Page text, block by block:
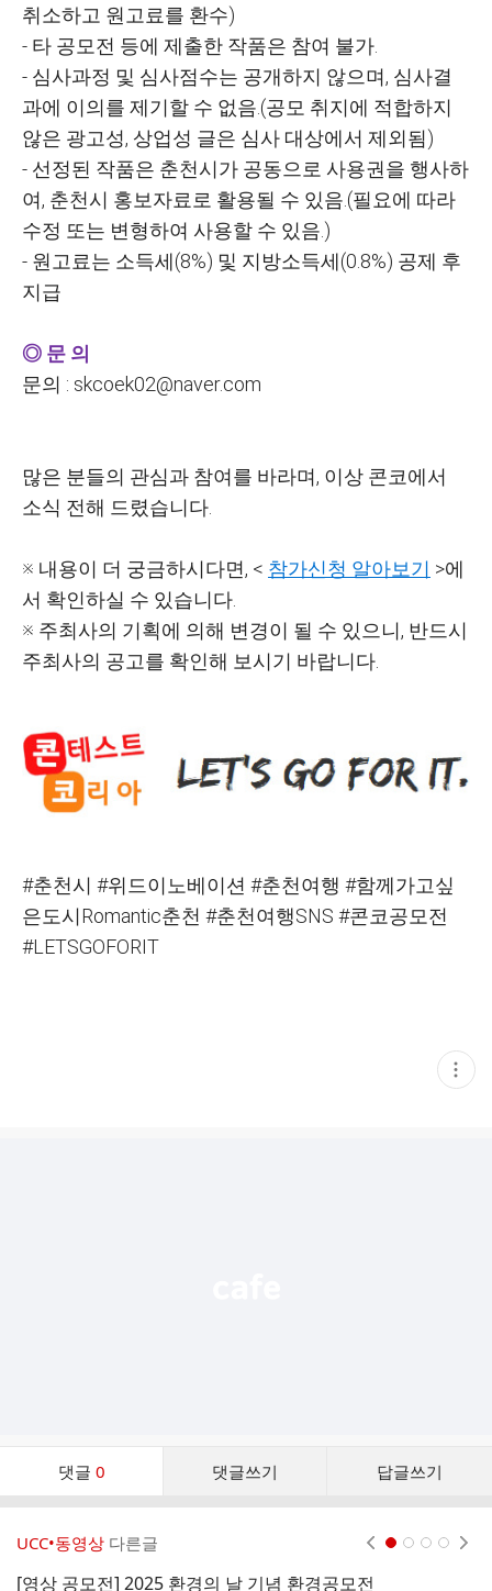
취소하고 원고료를 환수)
- 타 공모전 등에 제출한 작품은 참여 불가.
- 심사과정 및 심사점수는 공개하지 않으며, 심사결
과에 이의를 제기할 수 없음.(공모 취지에 적합하지
않은 광고성, 상업성 글은 심사 대상에서 제외됨)
- 선정된 작품은 춘천시가 공동으로 사용권을 행사하
여, 춘천시 홍보자료로 활용될 수 있음.(필요에 따라
수정 또는 변형하여 사용할 수 있음.)
- 원고료는 소득세(8%) 및 지방소득세(0.8%) 공제 후
지급
◎ 문 의
문의 : skcoek02@naver.com
많은 분들의 관심과 참여를 바라며, 이상 콘코에서
소식 전해 드렸습니다.
※ 내용이 더 궁금하시다면, < 참가신청 알아보기 >에
서 확인하실 수 있습니다.
※ 주최사의 기획에 의해 변경이 될 수 있으니, 반드시
주최사의 공고를 확인해 보시기 바랍니다.
#춘천시 #위드이노베이션 #춘천여행 #함께가고싶
은도시Romantic춘천 #춘천여행SNS #콘코공모전
#LETSGOFORIT
현
재
댓글 0 댓글쓰기 답글쓰기
댓
UCC•동영상 다른글
[영상 공모전] 2025 환경의 날 기념 환경공모전